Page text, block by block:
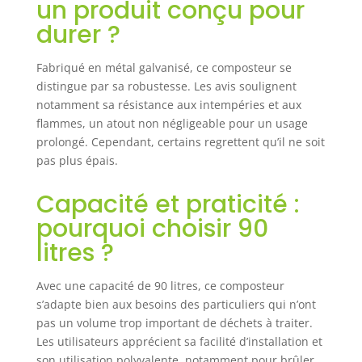
extérieures
difficiles, tout en
votre jardin
Capacité
généreuse de 100
litres : Avec une
capacité d'environ
idéal pour les
ménages de taille
moyenne à
significative de
déchets
organiques,
facilitant ainsi le
un produit conçu pour
durer ?
Fabriqué en métal galvanisé, ce composteur se
distingue par sa robustesse. Les avis soulignent
notamment sa résistance aux intempéries et aux
flammes, un atout non négligeable pour un usage
prolongé. Cependant, certains regrettent qu’il ne soit
pas plus épais.
Capacité et praticité :
pourquoi choisir 90
litres ?
Avec une capacité de 90 litres, ce composteur
s’adapte bien aux besoins des particuliers qui n’ont
pas un volume trop important de déchets à traiter.
Les utilisateurs apprécient sa facilité d’installation et